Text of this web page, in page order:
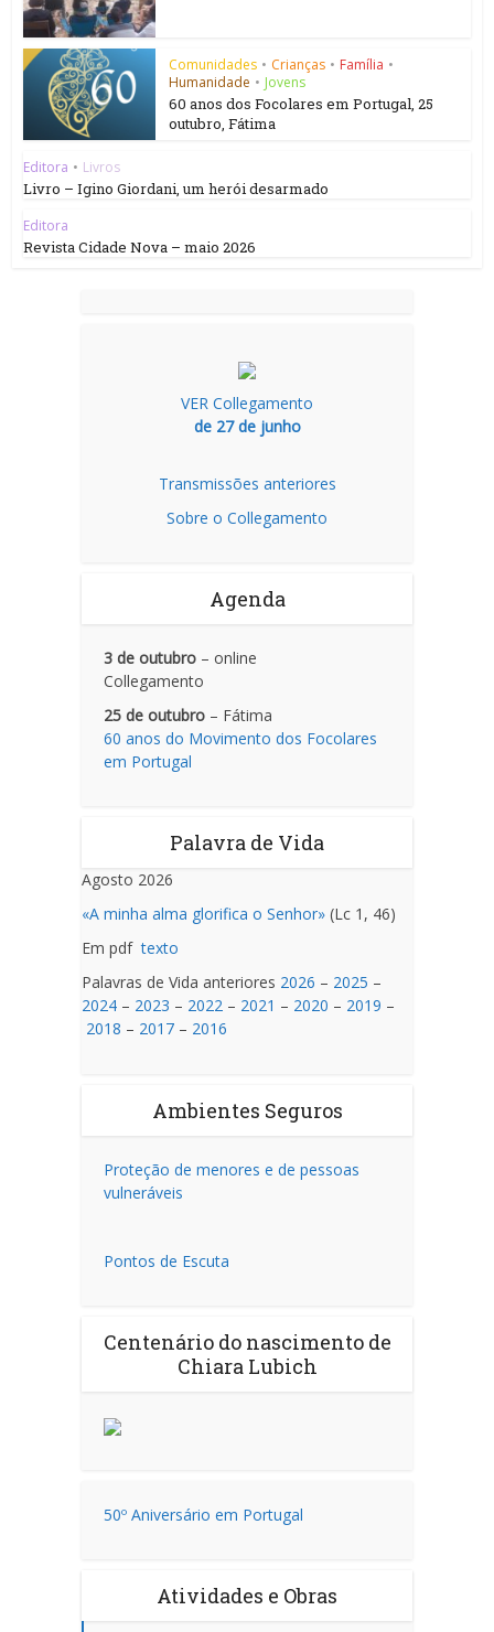
Comunidades • Crianças • Família •
Humanidade • Jovens
60 anos dos Focolares em Portugal, 25
outubro, Fátima
Editora • Livros
Livro – Igino Giordani, um herói desarmado
Editora
Revista Cidade Nova – maio 2026
VER Collegamento
de 27 de junho
Transmissões anteriores
Sobre o Collegamento
Agenda
3 de outubro – online
Collegamento
25 de outubro – Fátima
60 anos do Movimento dos Focolares
em Portugal
Palavra de Vida
Agosto 2026
«A minha alma glorifica o Senhor» (Lc 1, 46)
Em pdftexto
Palavras de Vida anteriores 2026 – 2025 –
2024 – 2023 – 2022 – 2021 – 2020 – 2019 –
2018 – 2017 – 2016
Ambientes Seguros
Proteção de menores e de pessoas
vulneráveis
Pontos de Escuta
Centenário do nascimento de
Chiara Lubich
50º Aniversário em Portugal
Atividades e Obras